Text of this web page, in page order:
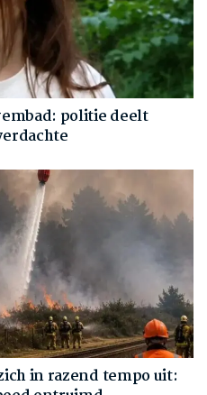
politie deelt
in razend tempo uit: